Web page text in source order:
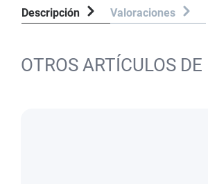
Descripción Valoraciones
OTROS ARTÍCULOS DE